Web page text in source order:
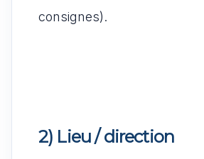
consignes).
2) Lieu / direction